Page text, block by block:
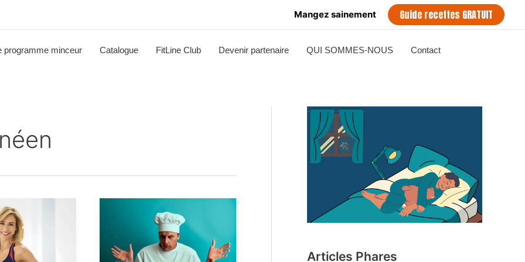
Mangez sainement Guide recettes GRATUIT
programme minceur Catalogue FitLine Club Devenir partenaire QUI SOMMES-NOUS Contact
méditerranéen
crétois
Articles Phares